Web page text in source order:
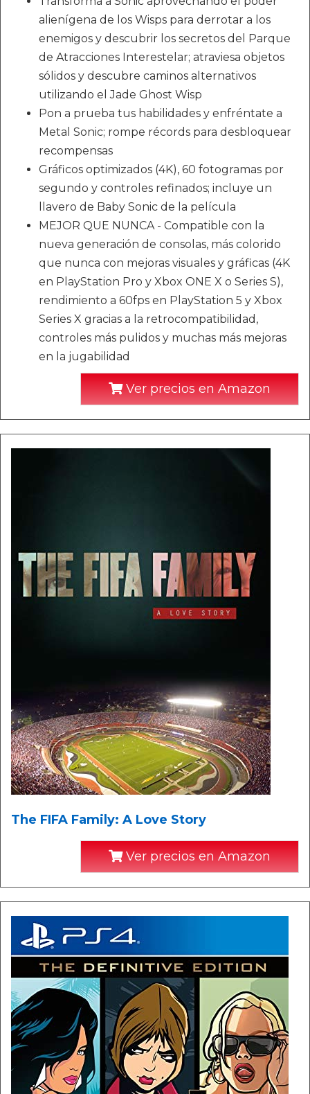
alienígena de los Wisps para derrotar a los
enemigos y descubrir los secretos del Parque
de Atracciones Interestelar; atraviesa objetos
sólidos y descubre caminos alternativos
utilizando el Jade Ghost Wisp
Pon a prueba tus habilidades y enfréntate a
Metal Sonic; rompe récords para desbloquear
recompensas
Gráficos optimizados (4K), 60 fotogramas por
segundo y controles refinados; incluye un
llavero de Baby Sonic de la película
MEJOR QUE NUNCA - Compatible con la
nueva generación de consolas, más colorido
que nunca con mejoras visuales y gráficas (4K
en PlayStation Pro y Xbox ONE X o Series S),
rendimiento a 60fps en PlayStation 5 y Xbox
Series X gracias a la retrocompatibilidad,
controles más pulidos y muchas más mejoras
en la jugabilidad
Ver precios en Amazon
The FIFA Family: A Love Story
Ver precios en Amazon